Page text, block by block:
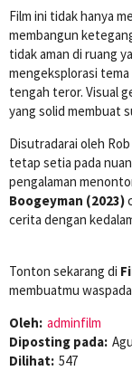
Film ini tidak hanya
membangun
tidak aman di ruang
mengeksplorasi
tengah teror. Visual
yang solid membuat
Disutradarai oleh
tetap setia pada
pengalaman
Boogeyman (2023)
cerita dengan
Tonton sekarang di
membuatmu
Oleh: adminfilm
Diposting pada:
Dilihat: 547